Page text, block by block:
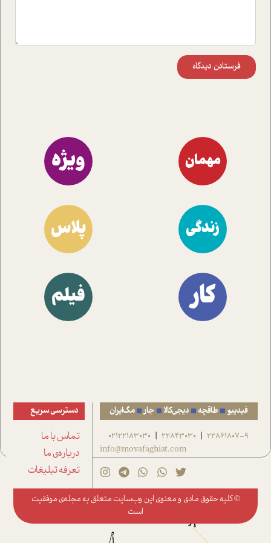
فرستادن دیدگاه
مهمان ویژه
زندگی پلاس
کار فیلم
فیدیبو طاقچه دیجی‌کالا جار مگ‌ایران
22861807-9
|
22843030
|
02122183030
info@movafaghiat.com
دسترسی سریع
تماس با ما
درباره‌ی ما
تعرفه تبلیغات
© کلیه حقوق مادی و معنوی این وب‌سایت متعلق به مجله‌ی موفقیت
است